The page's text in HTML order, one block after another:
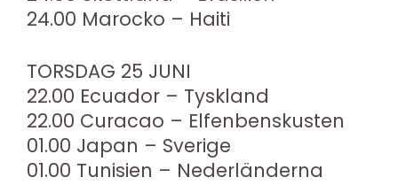
24.00 Marocko – Haiti
TORSDAG 25 JUNI
22.00 Ecuador – Tyskland
22.00 Curacao – Elfenbenskusten
01.00 Japan – Sverige
01.00 Tunisien – Nederländerna